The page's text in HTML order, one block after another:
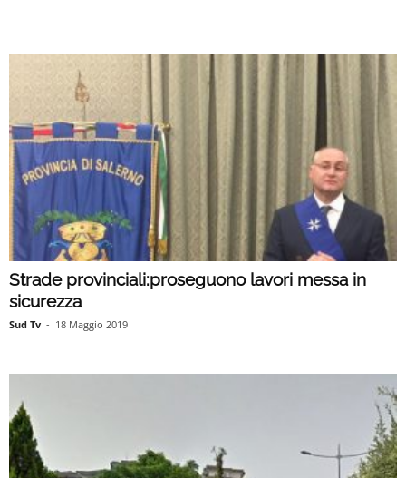
Strade provinciali:proseguono lavori messa in
sicurezza
Sud Tv - 18 Maggio 2019